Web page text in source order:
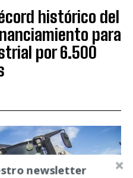
histórico del
para
por 6.500
newsletter